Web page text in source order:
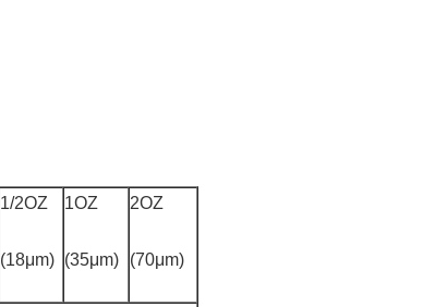
1/2OZ
(18μm)
1OZ
(35μm)
2OZ
(70μm)